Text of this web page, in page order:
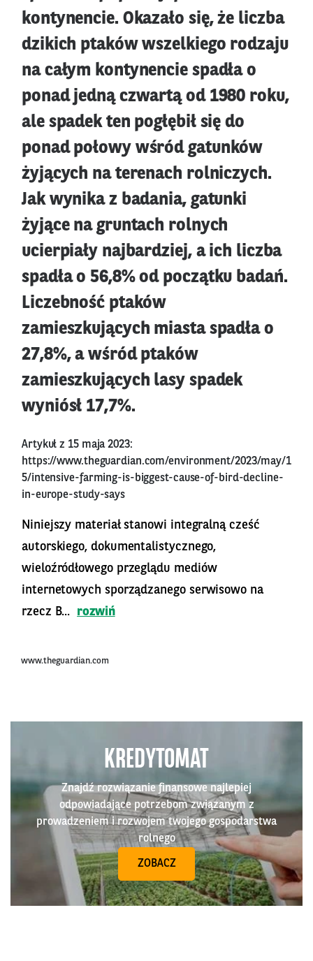
kontynencie. Okazało się, że liczba
dzikich ptaków wszelkiego rodzaju
na całym kontynencie spadła o
ponad jedną czwartą od 1980 roku,
ale spadek ten pogłębił się do
ponad połowy wśród gatunków
żyjących na terenach rolniczych.
Jak wynika z badania, gatunki
żyjące na gruntach rolnych
ucierpiały najbardziej, a ich liczba
spadła o 56,8% od początku badań.
Liczebność ptaków
zamieszkujących miasta spadła o
27,8%, a wśród ptaków
zamieszkujących lasy spadek
wyniósł 17,7%.
Artykuł z 15 maja 2023:
https://www.theguardian.com/environment/2023/may/1
5/intensive-farming-is-biggest-cause-of-bird-decline-
in-europe-study-says
Niniejszy materiał stanowi integralną cześć
autorskiego, dokumentalistycznego,
wieloźródłowego przeglądu mediów
internetowych sporządzanego serwisowo na
rzecz B...
rozwiń
www.theguardian.com
KREDYTOMAT
Znajdź rozwiązanie finansowe najlepiej
odpowiadające potrzebom związanym z
prowadzeniem i rozwojem twojego gospodarstwa
rolnego
ZOBACZ